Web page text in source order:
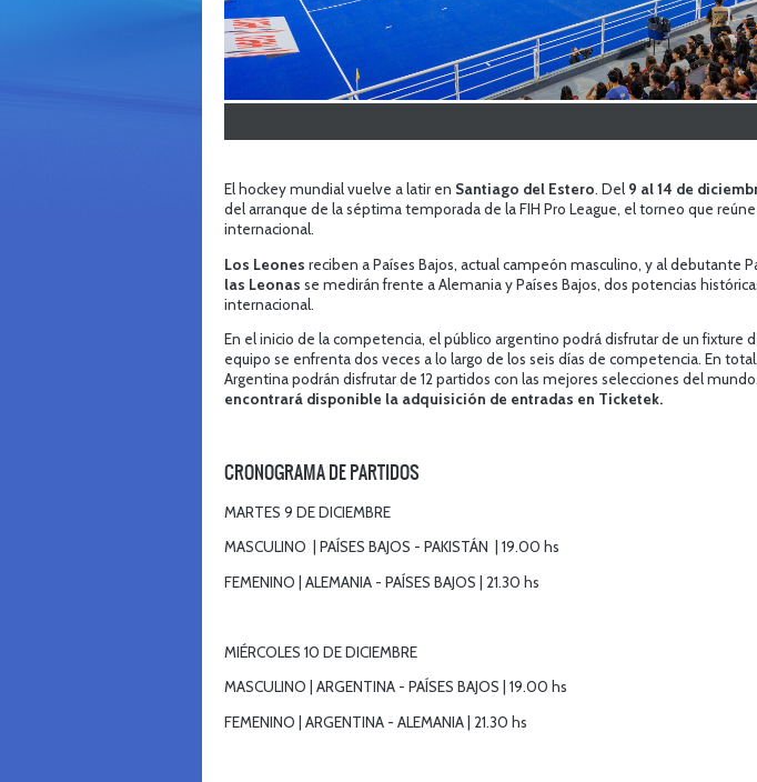
El hockey mundial vuelve a latir en Santiago del Estero. Del 9 al 14 de
del arranque de la séptima temporada de la FIH Pro League, el torneo que
internacional.
Los Leones reciben a Países Bajos, actual campeón masculino, y al debutante
las Leonas se medirán frente a Alemania y Países Bajos, dos potencias
internacional.
En el inicio de la competencia, el público argentino podrá disfrutar de un fixture
equipo se enfrenta dos veces a lo largo de los seis días de competencia. En
Argentina podrán disfrutar de 12 partidos con las mejores selecciones del mundo.
encontrará disponible la adquisición de entradas en Ticketek.
CRONOGRAMA DE PARTIDOS
MARTES 9 DE DICIEMBRE
MASCULINO | PAÍSES BAJOS - PAKISTÁN | 19.00 hs
FEMENINO | ALEMANIA - PAÍSES BAJOS | 21.30 hs
MIÉRCOLES 10 DE DICIEMBRE
MASCULINO | ARGENTINA - PAÍSES BAJOS | 19.00 hs
FEMENINO | ARGENTINA - ALEMANIA | 21.30 hs